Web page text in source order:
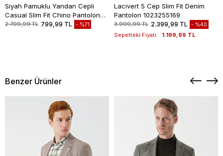
Siyah Pamuklu Yandan Cepli
Casual Slim Fit Chino Pantolon
1003235117
2.799,99 TL 799,99 TL %71
Lacivert 5 Cep Slim Fit Denim
Pantolon 1023255169
3.999,99 TL 2.399,99 TL %40
Sepetteki Fiyatı: 1.199,99 TL
Benzer Ürünler